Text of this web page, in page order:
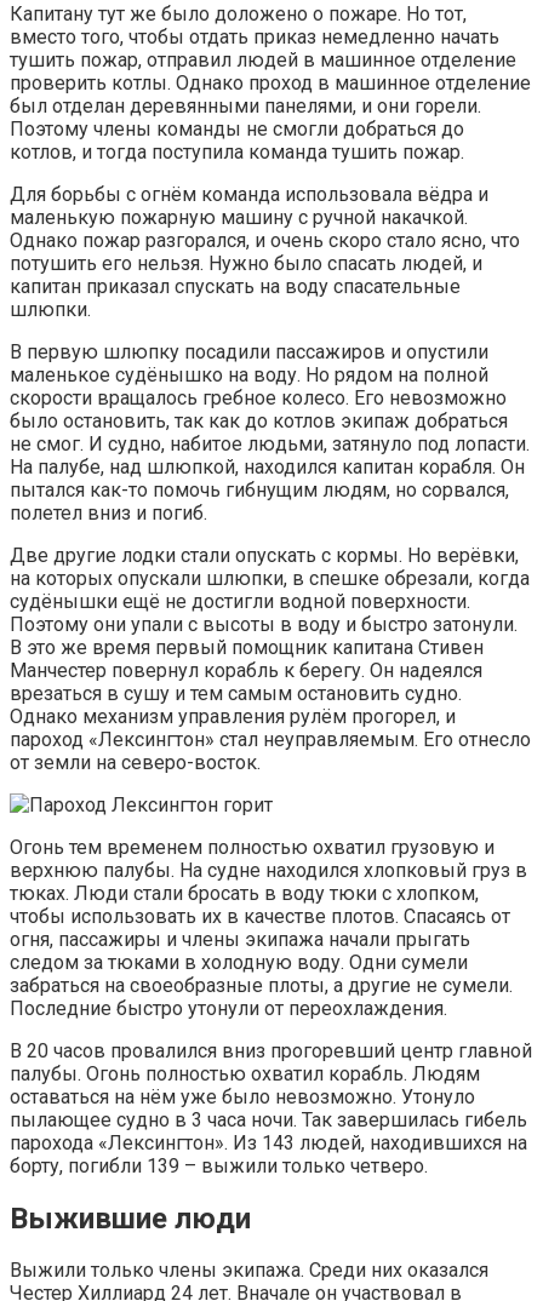
Капитану тут же было доложено о пожаре. Но тот,
вместо того, чтобы отдать приказ немедленно начать
тушить пожар, отправил людей в машинное отделение
проверить котлы. Однако проход в машинное отделение
был отделан деревянными панелями, и они горели.
Поэтому члены команды не смогли добраться до
котлов, и тогда поступила команда тушить пожар.
Для борьбы с огнём команда использовала вёдра и
маленькую пожарную машину с ручной накачкой.
Однако пожар разгорался, и очень скоро стало ясно, что
потушить его нельзя. Нужно было спасать людей, и
капитан приказал спускать на воду спасательные
шлюпки.
В первую шлюпку посадили пассажиров и опустили
маленькое судёнышко на воду. Но рядом на полной
скорости вращалось гребное колесо. Его невозможно
было остановить, так как до котлов экипаж добраться
не смог. И судно, набитое людьми, затянуло под лопасти.
На палубе, над шлюпкой, находился капитан корабля. Он
пытался как-то помочь гибнущим людям, но сорвался,
полетел вниз и погиб.
Две другие лодки стали опускать с кормы. Но верёвки,
на которых опускали шлюпки, в спешке обрезали, когда
судёнышки ещё не достигли водной поверхности.
Поэтому они упали с высоты в воду и быстро затонули.
В это же время первый помощник капитана Стивен
Манчестер повернул корабль к берегу. Он надеялся
врезаться в сушу и тем самым остановить судно.
Однако механизм управления рулём прогорел, и
пароход «Лексингтон» стал неуправляемым. Его отнесло
от земли на северо-восток.
Огонь тем временем полностью охватил грузовую и
верхнюю палубы. На судне находился хлопковый груз в
тюках. Люди стали бросать в воду тюки с хлопком,
чтобы использовать их в качестве плотов. Спасаясь от
огня, пассажиры и члены экипажа начали прыгать
следом за тюками в холодную воду. Одни сумели
забраться на своеобразные плоты, а другие не сумели.
Последние быстро утонули от переохлаждения.
В 20 часов провалился вниз прогоревший центр главной
палубы. Огонь полностью охватил корабль. Людям
оставаться на нём уже было невозможно. Утонуло
пылающее судно в 3 часа ночи. Так завершилась гибель
парохода «Лексингтон». Из 143 людей, находившихся на
борту, погибли 139 – выжили только четверо.
Выжившие люди
Выжили только члены экипажа. Среди них оказался
Честер Хиллиард 24 лет. Вначале он участвовал в